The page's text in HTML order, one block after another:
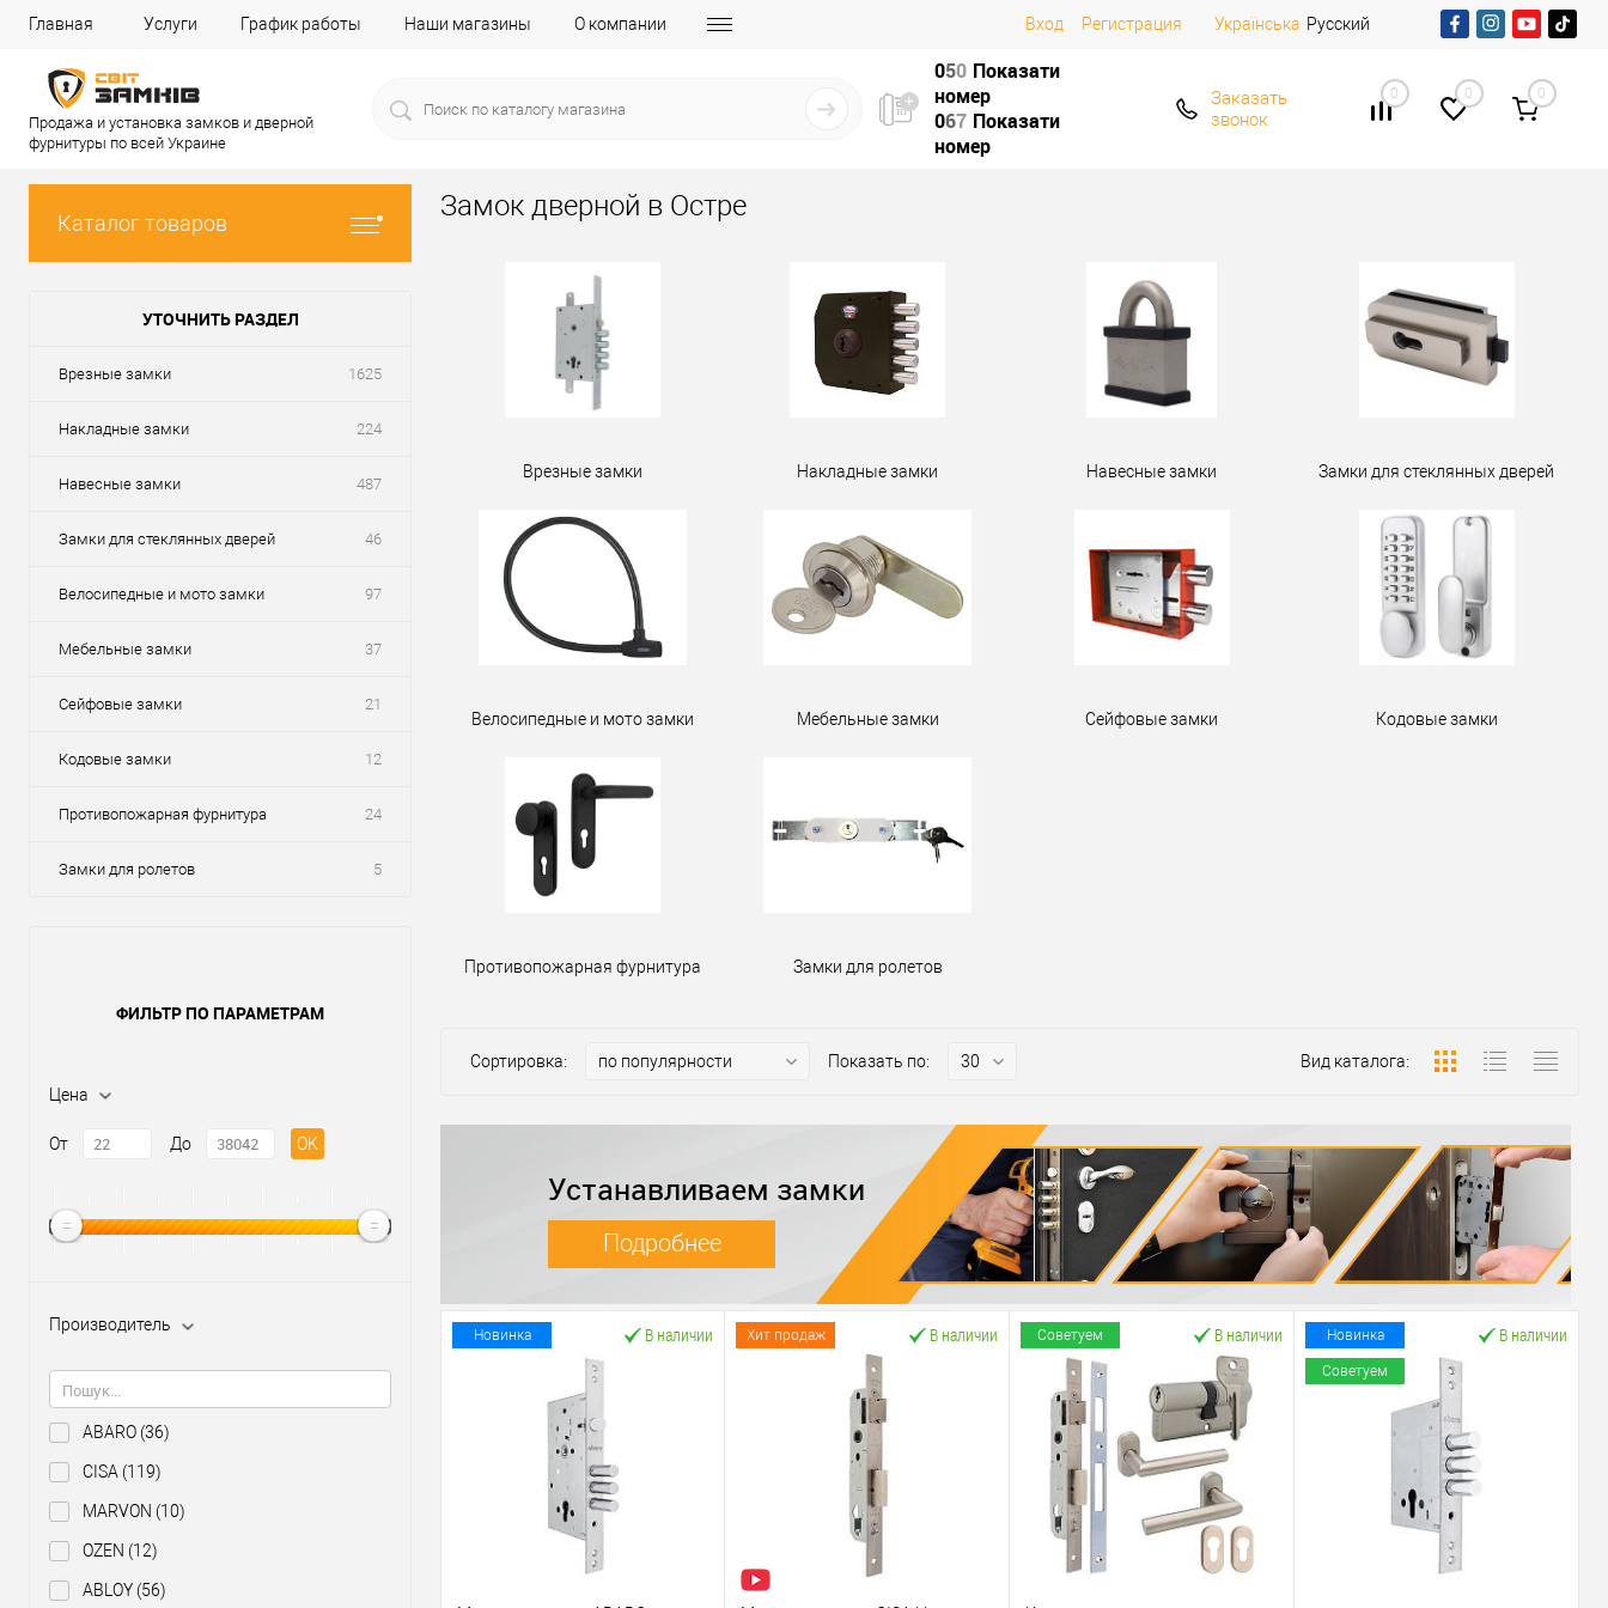
Главная Услуги График работы Наши магазины О компании Вход Регистрация Українська Русский
Продажа и установка замков и дверной
фурнитуры по всей Украине
050 Показати
номер
067 Показати
номер
Заказать
звонок
0 0 0
Каталог товаров
УТОЧНИТЬ РАЗДЕЛ
Врезные замки 1625
Накладные замки 224
Навесные замки 487
Замки для стеклянных дверей 46
Велосипедные и мото замки 97
Мебельные замки 37
Сейфовые замки 21
Кодовые замки 12
Противопожарная фурнитура 24
Замки для ролетов 5
ФИЛЬТР ПО ПАРАМЕТРАМ
Цена
От До OK
Производитель
ABARO (36)
CISA (119)
MARVON (10)
OZEN (12)
ABLOY (56)
Замок дверной в Остре
Врезные замки Накладные замки Навесные замки Замки для стеклянных дверей
Велосипедные и мото замки Мебельные замки Сейфовые замки Кодовые замки
Противопожарная фурнитура Замки для ролетов
Сортировка: Показать по: Вид каталога:
Устанавливаем замки
Подробнее
Новинка В наличии Хит продаж В наличии Советуем В наличии Новинка
Советуем
В наличии